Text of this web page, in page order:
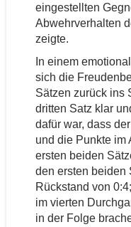
eingestellten
Abwehrverhalten
zeigte.
In einem
sich die
Sätzen zurück ins
dritten Satz klar
dafür war, dass
und die Punkte im
ersten beiden
den ersten beiden
Rückstand von
im vierten
in der Folge